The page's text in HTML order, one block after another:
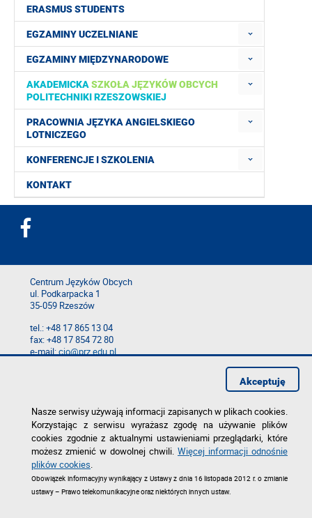
ERASMUS STUDENTS
EGZAMINY UCZELNIANE
EGZAMINY MIĘDZYNARODOWE
AKADEMICKA SZKOŁA JĘZYKÓW OBCYCH
POLITECHNIKI RZESZOWSKIEJ
PRACOWNIA JĘZYKA ANGIELSKIEGO
LOTNICZEGO
KONFERENCJE I SZKOLENIA
KONTAKT
Centrum Języków Obcych
ul. Podkarpacka 1
35-059 Rzeszów
tel.: +48 17 865 13 04
fax: +48 17 854 72 80
e-mail:cjo@prz.edu.pl
Zgłoś błąd na stronie
Nasze serwisy używają informacji zapisanych w plikach cookies.
Korzystając z serwisu wyrażasz zgodę na używanie plików
cookies zgodnie z aktualnymi ustawieniami przeglądarki, które
możesz zmienić w dowolnej chwili. Więcej informacji odnośnie
plików cookies.
Obowiązek informacyjny wynikający z Ustawy z dnia 16 listopada 2012 r. o zmianie
ustawy – Prawo telekomunikacyjne oraz niektórych innych ustaw.
Akceptuję